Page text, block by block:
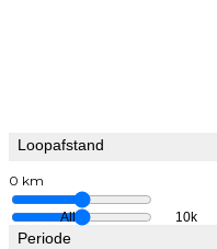
Loopafstand
0 km
All 10k
Periode